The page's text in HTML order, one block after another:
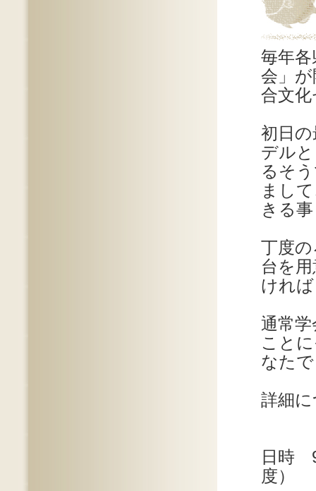
毎年
会」
合文
初日
デル
るそ
まし
きる
丁度
台を
けれ
通常
こと
なた
詳細
日時
度）